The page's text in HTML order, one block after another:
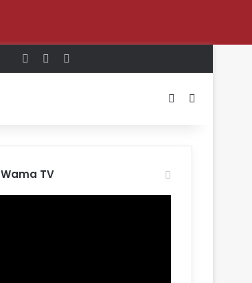
Log InRandom Article
Switch skin
Wama TV